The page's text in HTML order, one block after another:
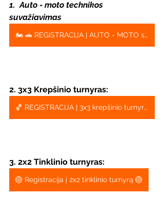
1.  Auto - moto technikos
suvažiavimas
🏍️ 🚗 REGISTRACIJA Į AUTO - MOTO suvažiavimą 🏍️ 🚗
2. 3x3 Krepšinio turnyras:
🏀 REGISTRACIJA Į 3x3 krepšinio turnyrą 🏀
3. 2x2 Tinklinio turnyras:
🏐 Registracija į 2x2 tinklinio turnyrą 🏐